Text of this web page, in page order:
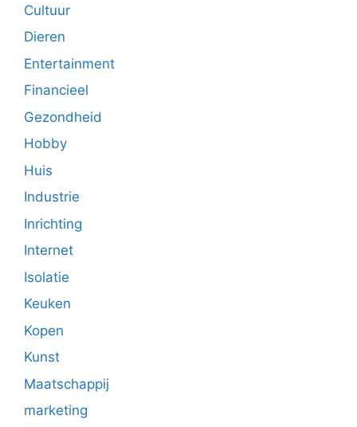
Cultuur
Dieren
Entertainment
Financieel
Gezondheid
Hobby
Huis
Industrie
Inrichting
Internet
Isolatie
Keuken
Kopen
Kunst
Maatschappij
marketing